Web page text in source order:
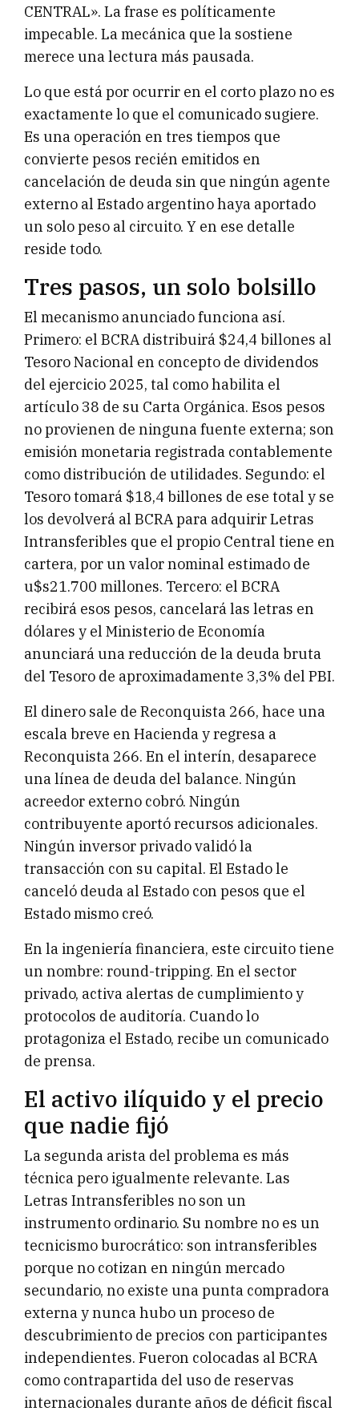
CENTRAL». La frase es políticamente
impecable. La mecánica que la sostiene
merece una lectura más pausada.
Lo que está por ocurrir en el corto plazo no es
exactamente lo que el comunicado sugiere.
Es una operación en tres tiempos que
convierte pesos recién emitidos en
cancelación de deuda sin que ningún agente
externo al Estado argentino haya aportado
un solo peso al circuito. Y en ese detalle
reside todo.
Tres pasos, un solo bolsillo
El mecanismo anunciado funciona así.
Primero: el BCRA distribuirá $24,4 billones al
Tesoro Nacional en concepto de dividendos
del ejercicio 2025, tal como habilita el
artículo 38 de su Carta Orgánica. Esos pesos
no provienen de ninguna fuente externa; son
emisión monetaria registrada contablemente
como distribución de utilidades. Segundo: el
Tesoro tomará $18,4 billones de ese total y se
los devolverá al BCRA para adquirir Letras
Intransferibles que el propio Central tiene en
cartera, por un valor nominal estimado de
u$s21.700 millones. Tercero: el BCRA
recibirá esos pesos, cancelará las letras en
dólares y el Ministerio de Economía
anunciará una reducción de la deuda bruta
del Tesoro de aproximadamente 3,3% del PBI.
El dinero sale de Reconquista 266, hace una
escala breve en Hacienda y regresa a
Reconquista 266. En el interín, desaparece
una línea de deuda del balance. Ningún
acreedor externo cobró. Ningún
contribuyente aportó recursos adicionales.
Ningún inversor privado validó la
transacción con su capital. El Estado le
canceló deuda al Estado con pesos que el
Estado mismo creó.
En la ingeniería financiera, este circuito tiene
un nombre: round-tripping. En el sector
privado, activa alertas de cumplimiento y
protocolos de auditoría. Cuando lo
protagoniza el Estado, recibe un comunicado
de prensa.
El activo ilíquido y el precio
que nadie fijó
La segunda arista del problema es más
técnica pero igualmente relevante. Las
Letras Intransferibles no son un
instrumento ordinario. Su nombre no es un
tecnicismo burocrático: son intransferibles
porque no cotizan en ningún mercado
secundario, no existe una punta compradora
externa y nunca hubo un proceso de
descubrimiento de precios con participantes
independientes. Fueron colocadas al BCRA
como contrapartida del uso de reservas
internacionales durante años de déficit fiscal